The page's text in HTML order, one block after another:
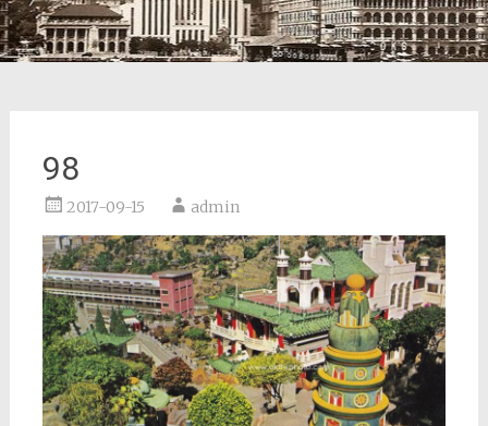
98
2017-09-15 admin